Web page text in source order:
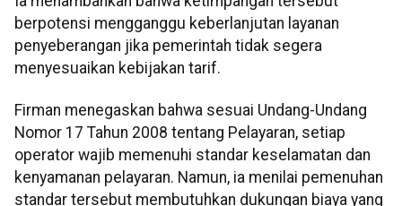
berpotensi mengganggu keberlanjutan layanan
penyeberangan jika pemerintah tidak segera
menyesuaikan kebijakan tarif.
Firman menegaskan bahwa sesuai Undang-Undang
Nomor 17 Tahun 2008 tentang Pelayaran, setiap
operator wajib memenuhi standar keselamatan dan
kenyamanan pelayaran. Namun, ia menilai pemenuhan
standar tersebut membutuhkan dukungan biaya yang